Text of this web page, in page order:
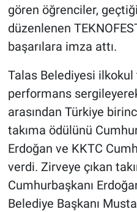
gören öğrenciler,
düzenlenen
başarılara imza attı.
Talas Belediyesi ilkokul
performans
arasından Türkiye
takıma ödülünü
Erdoğan ve KKTC
verdi. Zirveye çıkan
Cumhurbaşkanı
Belediye Başkanı